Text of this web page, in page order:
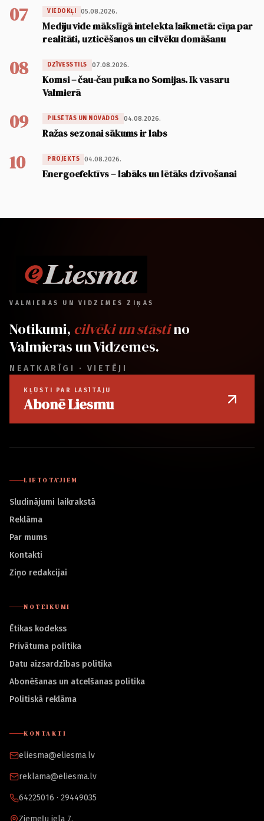
07 VIEDOKĻI 05.08.2026.
Mediju vide mākslīgā intelekta laikmetā: cīņa par
realitāti, uzticēšanos un cilvēku domāšanu
08 DZĪVESSTILS 07.08.2026.
Komsi – čau-čau puika no Somijas. Ik vasaru
Valmierā
09 PILSĒTĀS UN NOVADOS 04.08.2026.
Ražas sezonai sākums ir labs
10 PROJEKTS 04.08.2026.
Energoefektīvs – labāks un lētāks dzīvošanai
VALMIERAS UN VIDZEMES ZIŅAS
Notikumi, cilvēki un stāstino
Valmieras un Vidzemes.
NEATKARĪGI · VIETĒJI
KĻŪSTI PAR LASĪTĀJU
Abonē Liesmu
LIETOTĀJIEM
Sludinājumi laikrakstā
Reklāma
Par mums
Kontakti
Ziņo redakcijai
NOTEIKUMI
Ētikas kodekss
Privātuma politika
Datu aizsardzības politika
Abonēšanas un atcelšanas politika
Politiskā reklāma
KONTAKTI
eliesma@eliesma.lv
reklama@eliesma.lv
64225016 · 29449035